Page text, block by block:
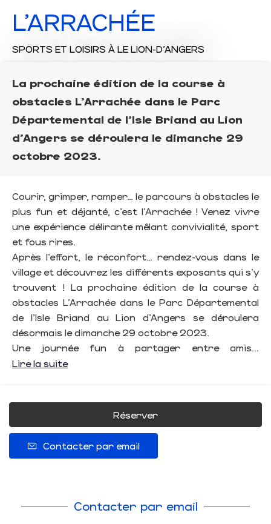
L'ARRACHÉE
SPORTS ET LOISIRS À LE LION-D'ANGERS
La prochaine édition de la course à
obstacles L'Arrachée dans le Parc
Départemental de l'Isle Briand au Lion
d'Angers se déroulera le dimanche 29
octobre 2023.
Courir, grimper, ramper… le parcours à obstacles le
plus fun et déjanté, c’est l’Arrachée ! Venez vivre
une expérience délirante mêlant convivialité, sport
et fous rires.
Après l’effort, le réconfort… rendez-vous dans le
village et découvrez les différents exposants qui s’y
trouvent ! La prochaine édition de la course à
obstacles L'Arrachée dans le Parc Départemental
de l'Isle Briand au Lion d'Angers se déroulera
désormais le dimanche 29 octobre 2023.
Une journée fun à partager entre amis...
Lire la suite
Réserver
Contacter par email
Contacter par email